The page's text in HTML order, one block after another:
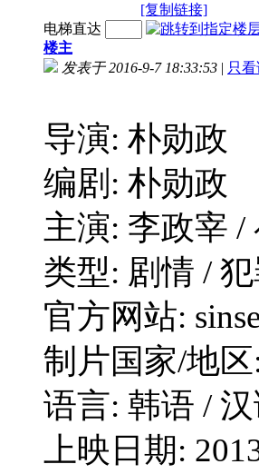
[复制链接]
电梯直达
楼主
发表于 2016-9-7 18:33:53 | 只
导演: 朴勋政
编剧: 朴勋政
主演: 李政宰 /
类型: 剧情 /
官方网站:
制片国家/地区
语言: 韩语 /
上映日期: